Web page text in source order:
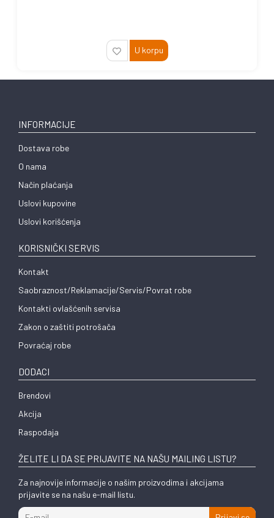
U korpu
INFORMACIJE
Dostava robe
O nama
Način plaćanja
Uslovi kupovine
Uslovi korišćenja
KORISNIČKI SERVIS
Kontakt
Saobraznost/Reklamacije/Servis/Povrat robe
Kontakti ovlašćenih servisa
Zakon o zaštiti potrošača
Povraćaj robe
DODACI
Brendovi
Akcija
Raspodaja
ŽELITE LI DA SE PRIJAVITE NA NAŠU MAILING LISTU?
Za najnovije informacije o našim proizvodima i akcijama
prijavite se na našu e-mail listu.